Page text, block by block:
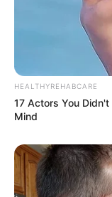
HEALTHYREHABCARE
17 Actors You
Mind